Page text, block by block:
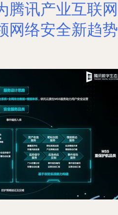
腾讯产业互联网
网络安全新趋势